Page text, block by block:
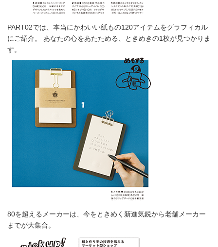
PART02では、本当にかわいい紙もの120アイテムをグラフィカル
にご紹介。 あなたの心をあたためる、ときめきの1枚が見つかりま
す。
80を超えるメーカーは、今をときめく新進気鋭から老舗メーカー
までが大集合。